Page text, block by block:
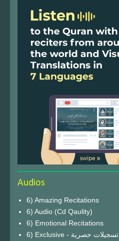
Audios
6) Amazing Recitations
6) Audio (Cd Qaulity)
6) Emotional Recitations
6) Exclusive - تسجيلات حصرية